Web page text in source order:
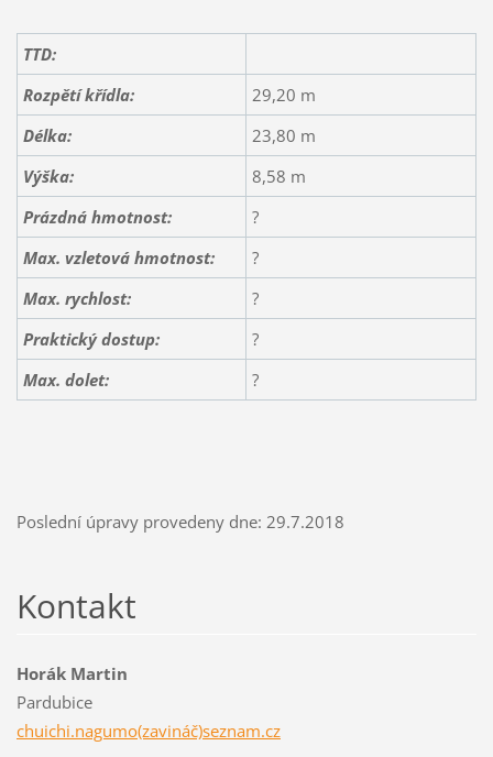
TTD:
Rozpětí křídla:
29,20 m
Délka:
23,80 m
Výška:
8,58 m
Prázdná hmotnost:
?
Max. vzletová hmotnost:
?
Max. rychlost:
?
Praktický dostup:
?
Max. dolet:
?
Poslední úpravy provedeny dne: 29.7.2018
Kontakt
Horák Martin
Pardubice
chuichi.nagumo(zavináč)seznam.cz